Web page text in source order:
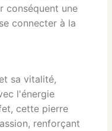
conséquent une
connecter à la
sa vitalité,
l'énergie
cette pierre
renforçant